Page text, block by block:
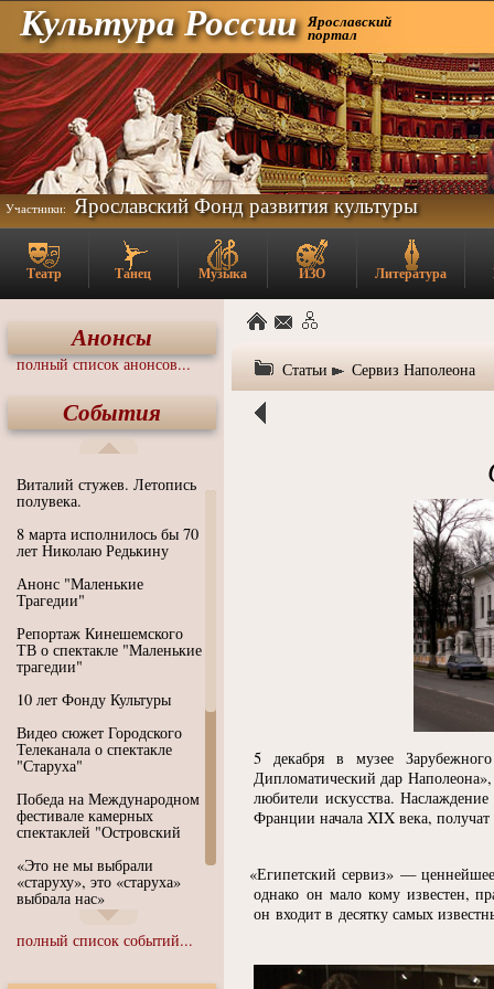
Культура России Ярославский
портал
Участники: Ярославский Фонд развития культуры
Театр Танец Музыка ИЗО Литература
Анонсы
полный список анонсов...
События
Виталий стужев. Летопись
полувека.
8 марта исполнилось бы 70
лет Николаю Редькину
Анонс "Маленькие
Трагедии"
Репортаж Кинешемского
ТВ о спектакле "Маленькие
трагедии"
10 лет Фонду Культуры
Видео сюжет Городского
Телеканала о спектакле
"Старуха"
Победа на Международном
фестивале камерных
спектаклей "Островский
«Это не мы выбрали
«старуху», это «старуха»
выбрала нас»
Иммерсивный спектакль
"Язык чистого полета
полный список событий...
Статьи Сервиз Наполеона
5 декабря в музее Зарубежного
Дипломатический дар
любители искусства.
Франции начала XIX века, получат
«Египетский сервиз» —
однако он мало кому известен,
он входит в десятку самых